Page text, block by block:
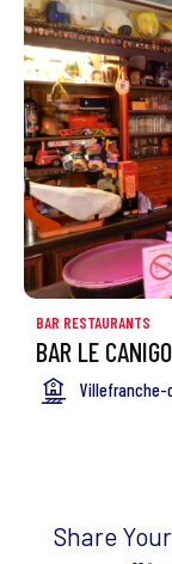
BAR RESTAURANTS
BAR LE
Villefranche-
Share